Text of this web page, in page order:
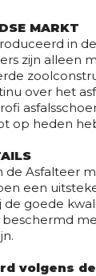
MARKT
in
zijn alleen
over het
op heden
Asfalteer
een
goede